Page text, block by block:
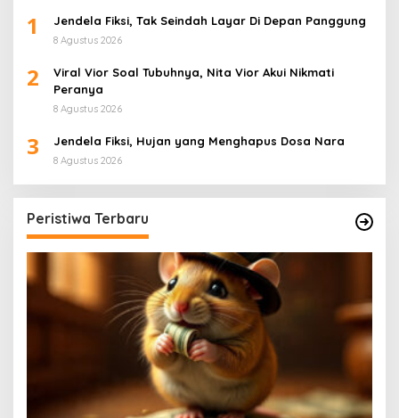
1 Jendela Fiksi, Tak Seindah Layar Di Depan Panggung
8 Agustus 2026
2
Viral Vior Soal Tubuhnya, Nita Vior Akui Nikmati
Peranya
8 Agustus 2026
3 Jendela Fiksi, Hujan yang Menghapus Dosa Nara
8 Agustus 2026
Peristiwa Terbaru